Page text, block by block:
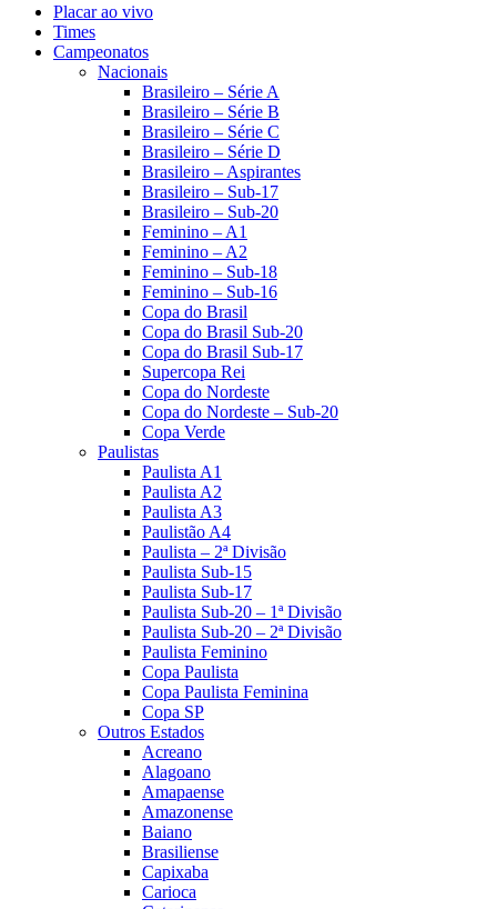
Placar ao vivo
Times
Campeonatos
Nacionais
Brasileiro – Série A
Brasileiro – Série B
Brasileiro – Série C
Brasileiro – Série D
Brasileiro – Aspirantes
Brasileiro – Sub-17
Brasileiro – Sub-20
Feminino – A1
Feminino – A2
Feminino – Sub-18
Feminino – Sub-16
Copa do Brasil
Copa do Brasil Sub-20
Copa do Brasil Sub-17
Supercopa Rei
Copa do Nordeste
Copa do Nordeste – Sub-20
Copa Verde
Paulistas
Paulista A1
Paulista A2
Paulista A3
Paulistão A4
Paulista – 2ª Divisão
Paulista Sub-15
Paulista Sub-17
Paulista Sub-20 – 1ª Divisão
Paulista Sub-20 – 2ª Divisão
Paulista Feminino
Copa Paulista
Copa Paulista Feminina
Copa SP
Outros Estados
Acreano
Alagoano
Amapaense
Amazonense
Baiano
Brasiliense
Capixaba
Carioca